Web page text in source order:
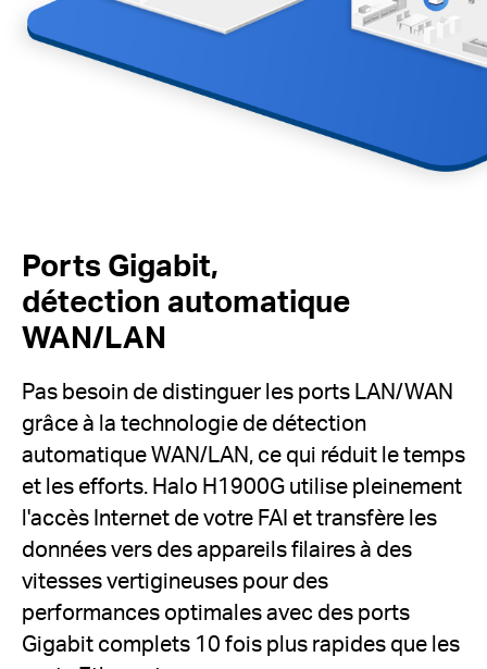
Ports Gigabit,
détection automatique
WAN/LAN
Pas besoin de distinguer les ports LAN/WAN
grâce à la technologie de détection
automatique WAN/LAN, ce qui réduit le temps
et les efforts. Halo H1900G utilise pleinement
l'accès Internet de votre FAI et transfère les
données vers des appareils filaires à des
vitesses vertigineuses pour des
performances optimales avec des ports
Gigabit complets 10 fois plus rapides que les